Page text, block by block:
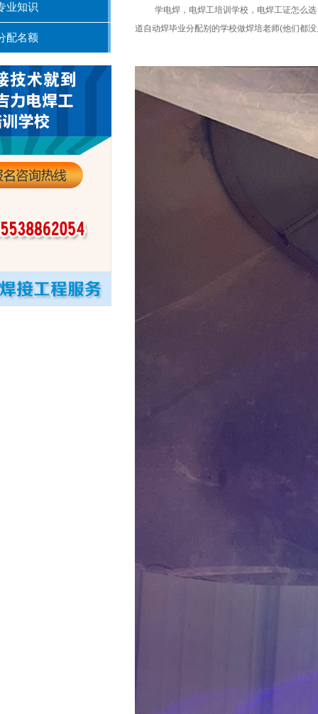
学电焊，电焊工培训学校，电焊工证怎么
道自动焊毕业分配别的学校做焊培老师(他们都
业知识
配名额